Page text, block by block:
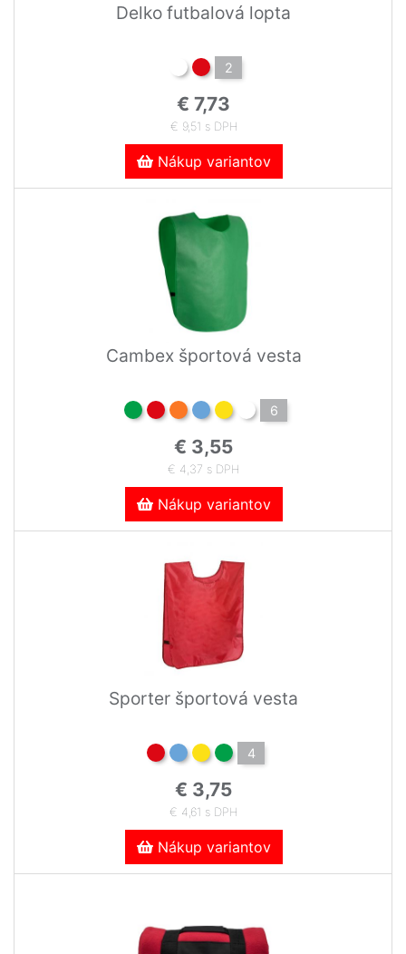
Delko futbalová lopta
2
€ 7,73
€ 9,51 s DPH
Nákup variantov
Cambex športová vesta
6
€ 3,55
€ 4,37 s DPH
Nákup variantov
Sporter športová vesta
4
€ 3,75
€ 4,61 s DPH
Nákup variantov